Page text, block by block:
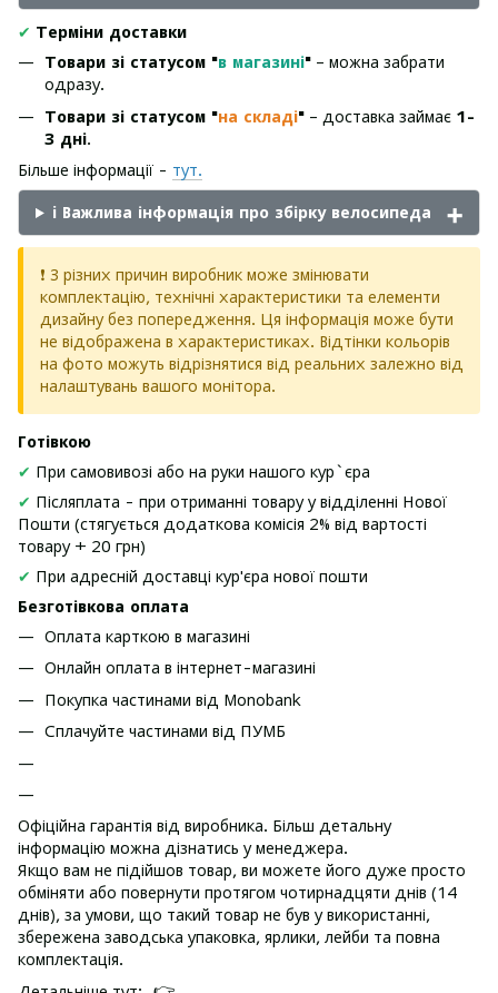
✔ Терміни доставки
Товари зі статусом "в магазині" – можна забрати
одразу.
Товари зі статусом "на складі" – доставка займає 1-
3 дні.
Більше інформації - тут.
ℹ️ Важлива інформація про збірку велосипеда
❗ З різних причин виробник може змінювати
комплектацію, технічні характеристики та елементи
дизайну без попередження. Ця інформація може бути
не відображена в характеристиках. Відтінки кольорів
на фото можуть відрізнятися від реальних залежно від
налаштувань вашого монітора.
Готівкою
✔ При самовивозі або на руки нашого кур`єра
✔ Післяплата - при отриманні товару у відділенні Нової
Пошти (стягується додаткова комісія 2% від вартості
товару + 20 грн)
✔ При адресній доставці кур'єра нової пошти
Безготівкова оплата
Оплата карткою в магазині
Онлайн оплата в інтернет-магазині
Покупка частинами від Monobank
Сплачуйте частинами від ПУМБ
Офіційна гарантія від виробника. Більш детальну
інформацію можна дізнатись у менеджера.
Якщо вам не підійшов товар, ви можете його дуже просто
обміняти або повернути протягом чотирнадцяти днів (14
днів), за умови, що такий товар не був у використанні,
збережена заводська упаковка, ярлики, лейби та повна
комплектація.